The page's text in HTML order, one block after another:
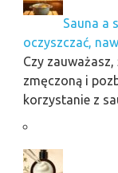
Sauna a
oczyszczać,
Czy
zmęczoną i
korzystanie z